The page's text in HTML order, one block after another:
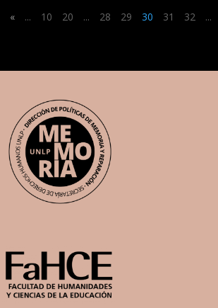
« ... 10 20 ... 28 29 30 31 32 ...